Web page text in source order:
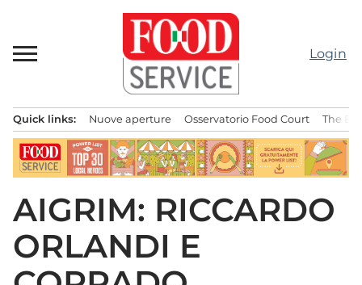
contenuto
Login
principale
Quick links: Nuove aperture Osservatorio Food Court The
AIGRIM: RICCARDO
ORLANDI E